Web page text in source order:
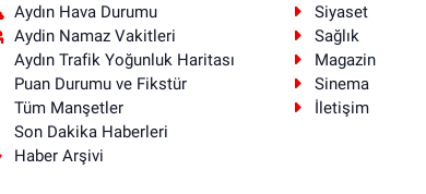
Aydın Hava Durumu
Aydin Namaz Vakitleri
Aydın Trafik Yoğunluk Haritası
Puan Durumu ve Fikstür
Tüm Manşetler
Son Dakika Haberleri
Haber Arşivi
Siyaset
Sağlık
Magazin
Sinema
İletişim